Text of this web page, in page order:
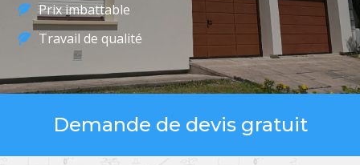
Prix imbattable
Travail de qualité
Demande de devis gratuit